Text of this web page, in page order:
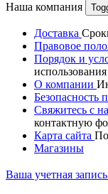
Наша компания
Доставка
Правовое
Порядок и
использования
О компании
Безопасность
Свяжитесь с
контактную
Карта сайта
Магазины
Ваша учетная запись